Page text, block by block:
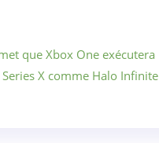
que Xbox One exécutera
X comme Halo Infinite